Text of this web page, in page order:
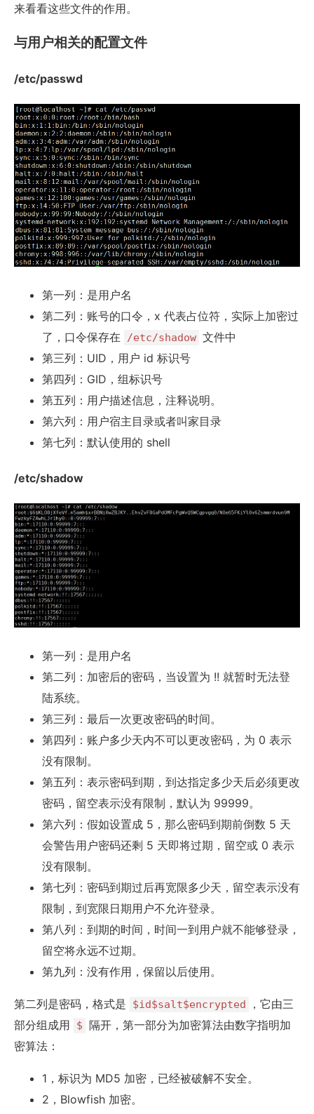
来看看这些文件的作用。
与用户相关的配置文件
/etc/passwd
第一列：是用户名
第二列：账号的口令，x 代表占位符，实际上加密过
了，口令保存在
/etc/shadow 文件中
第三列：UID，用户 id 标识号
第四列：GID，组标识号
第五列：用户描述信息，注释说明。
第六列：用户宿主目录或者叫家目录
第七列：默认使用的 shell
/etc/shadow
第一列：是用户名
第二列：加密后的密码，当设置为 !! 就暂时无法登
陆系统。
第三列：最后一次更改密码的时间。
第四列：账户多少天内不可以更改密码，为 0 表示
没有限制。
第五列：表示密码到期，到达指定多少天后必须更改
密码，留空表示没有限制，默认为 99999。
第六列：假如设置成 5，那么密码到期前倒数 5 天
会警告用户密码还剩 5 天即将过期，留空或 0 表示
没有限制。
第七列：密码到期过后再宽限多少天，留空表示没有
限制，到宽限日期用户不允许登录。
第八列：到期的时间，时间一到用户就不能够登录，
留空将永远不过期。
第九列：没有作用，保留以后使用。
第二列是密码，格式是 $id$salt$encrypted
，它由三
部分组成用
$
隔开，第一部分为加密算法由数字指明加
密算法：
1，标识为 MD5 加密，已经被破解不安全。
2，Blowfish 加密。